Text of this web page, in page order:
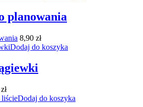
planowania
8,90 zł
Dodaj do koszyka
zł
Dodaj do koszyka